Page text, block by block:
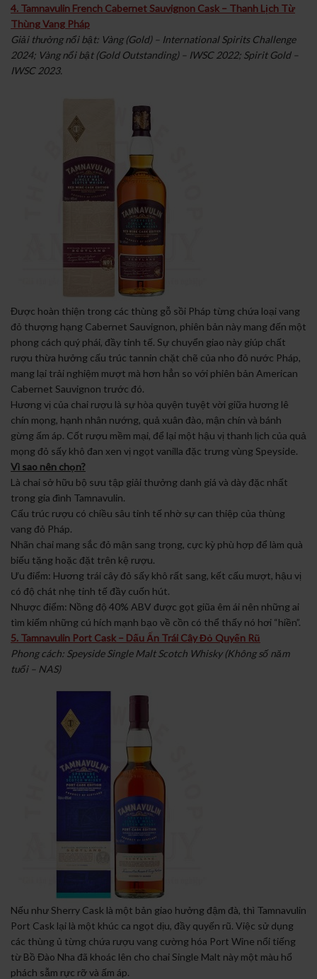
4. Tamnavulin French Cabernet Sauvignon Cask – Thanh Lịch Từ
Thùng Vang Pháp
Giải thưởng nổi bật: Vàng (Gold) – International Spirits Challenge
2024; Vàng nổi bật (Gold Outstanding) – IWSC 2022; Spirit Gold –
IWSC 2023.
Được hoàn thiện trong các thùng gỗ sồi Pháp từng chứa loại vang
đỏ thượng hạng Cabernet Sauvignon, phiên bản này mang đến một
phong cách quý phái, đầy tinh tế. Sự chuyển giao này giúp chất
rượu thừa hưởng cấu trúc tannin chặt chẽ của nho đỏ nước Pháp,
mang lại trải nghiệm mượt mà hơn hẳn so với phiên bản American
Cabernet Sauvignon trước đó.
Hương vị của chai rượu là sự hòa quyện tuyệt vời giữa hương lê
chín mọng, hạnh nhân nướng, quả xuân đào, mận chín và bánh
gừng ấm áp. Cốt rượu mềm mại, để lại một hậu vị thanh lịch của quả
mọng đỏ sấy khô đan xen vị ngọt vanilla đặc trưng vùng Speyside.
Vì sao nên chọn?
Là chai sở hữu bộ sưu tập giải thưởng danh giá và dày đặc nhất
trong gia đình Tamnavulin.
Cấu trúc rượu có chiều sâu tinh tế nhờ sự can thiệp của thùng
vang đỏ Pháp.
Nhãn chai mang sắc đỏ mận sang trọng, cực kỳ phù hợp để làm quà
biếu tặng hoặc đặt trên kệ rượu.
Ưu điểm: Hương trái cây đỏ sấy khô rất sang, kết cấu mượt, hậu vị
có độ chát nhẹ tinh tế đầy cuốn hút.
Nhược điểm: Nồng độ 40% ABV được gọt giũa êm ái nên những ai
tìm kiếm những cú hích mạnh bạo về cồn có thể thấy nó hơi “hiền”.
5. Tamnavulin Port Cask – Dấu Ấn Trái Cây Đỏ Quyến Rũ
Phong cách: Speyside Single Malt Scotch Whisky (Không số năm
tuổi – NAS)
Nếu như Sherry Cask là một bản giao hưởng đậm đà, thì Tamnavulin
Port Cask lại là một khúc ca ngọt dịu, đầy quyến rũ. Việc sử dụng
các thùng ủ từng chứa rượu vang cường hóa Port Wine nổi tiếng
từ Bồ Đào Nha đã khoác lên cho chai Single Malt này một màu hổ
phách sẫm rực rỡ và ấm áp.